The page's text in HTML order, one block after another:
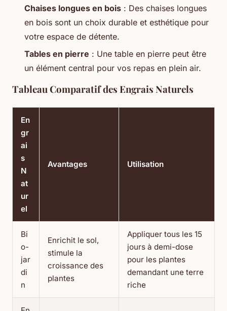
Chaises longues en bois : Des chaises longues
en bois sont un choix durable et esthétique pour
votre espace de détente.
Tables en pierre : Une table en pierre peut être
un élément central pour vos repas en plein air.
Tableau Comparatif des Engrais Naturels
En
gr
ai
s
N
at
ur
el
Avantages Utilisation
Bi
o-
jar
di
n
Enrichit le sol,
stimule la
croissance des
plantes
Appliquer tous les 15
jours à demi-dose
pour les plantes
demandant une terre
riche